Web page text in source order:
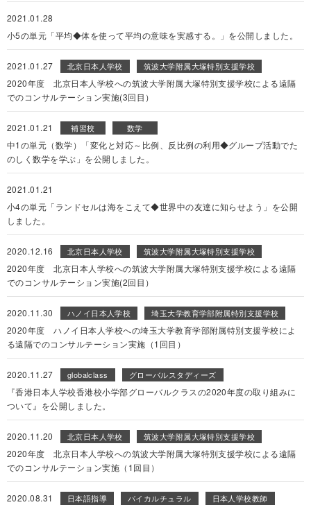
2021.01.28
小5の単元「平均◆体を使って平均の意味を実感する。」を公開しました。
2021.01.27 北京日本人学校 筑波大学附属大塚特別支援学校
2020年度 北京日本人学校への筑波大学附属大塚特別支援学校による遠隔
でのコンサルテーション実施(3回目）
2021.01.21 補習校 数学
中1の単元（数学）「変化と対応～比例、反比例の利用◆グループ活動でた
のしく数学を学ぶ」を公開しました。
2021.01.21
小4の単元「ランドセルは海をこえて◆世界中の友達に知らせよう」を公開
しました。
2020.12.16 北京日本人学校 筑波大学附属大塚特別支援学校
2020年度 北京日本人学校への筑波大学附属大塚特別支援学校による遠隔
でのコンサルテーション実施(2回目）
2020.11.30 ハノイ日本人学校 埼玉大学教育学部附属特別支援学校
2020年度 ハノイ日本人学校への埼玉大学教育学部附属特別支援学校によ
る遠隔でのコンサルテーション実施（1回目）
2020.11.27 globalclass グローバルスタディーズ
『香港日本人学校香港校小学部グローバルクラスの2020年度の取り組みに
ついて』を公開しました。
2020.11.20 北京日本人学校 筑波大学附属大塚特別支援学校
2020年度 北京日本人学校への筑波大学附属大塚特別支援学校による遠隔
でのコンサルテーション実施（1回目）
2020.08.31 日本語指導 バイカルチュラル
日本人学校教師